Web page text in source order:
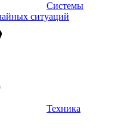
Системы
ситуаций
Техника